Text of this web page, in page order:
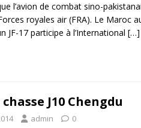
l’avion de combat sino-
royales air (FRA). Le Maroc
JF-17 participe à l’International […]
J10 Chengdu
admin 0